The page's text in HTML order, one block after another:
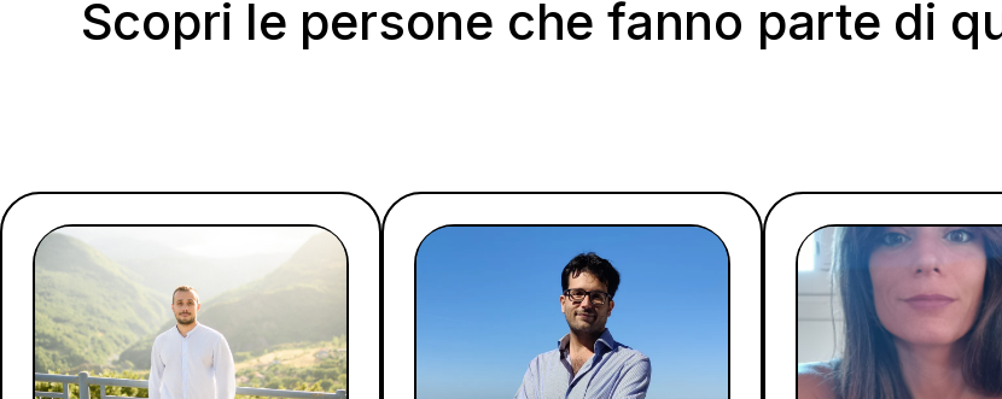
Scopri le persone che fanno parte di